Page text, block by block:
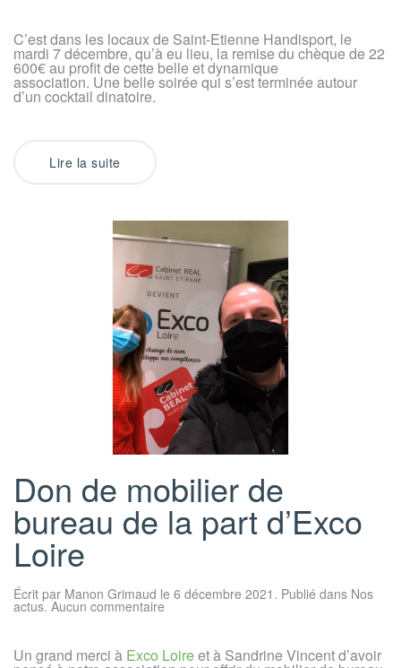
chez
Saint-
Etienne
Handisport
C’est dans les locaux de Saint-Etienne Handisport, le
mardi 7 décembre, qu’à eu lieu, la remise du chèque de 22
600€ au profit de cette belle et dynamique
association. Une belle soirée qui s’est terminée autour
d’un cocktail dinatoire.
Lire la suite
Don de mobilier de
bureau de la part d’Exco
Loire
Écrit par Manon Grimaud le 6 décembre 2021 . Publié dans Nos
actus. Aucun commentaire
de
Un grand merci à Exco Loireet à Sandrine Vincent d’avoir